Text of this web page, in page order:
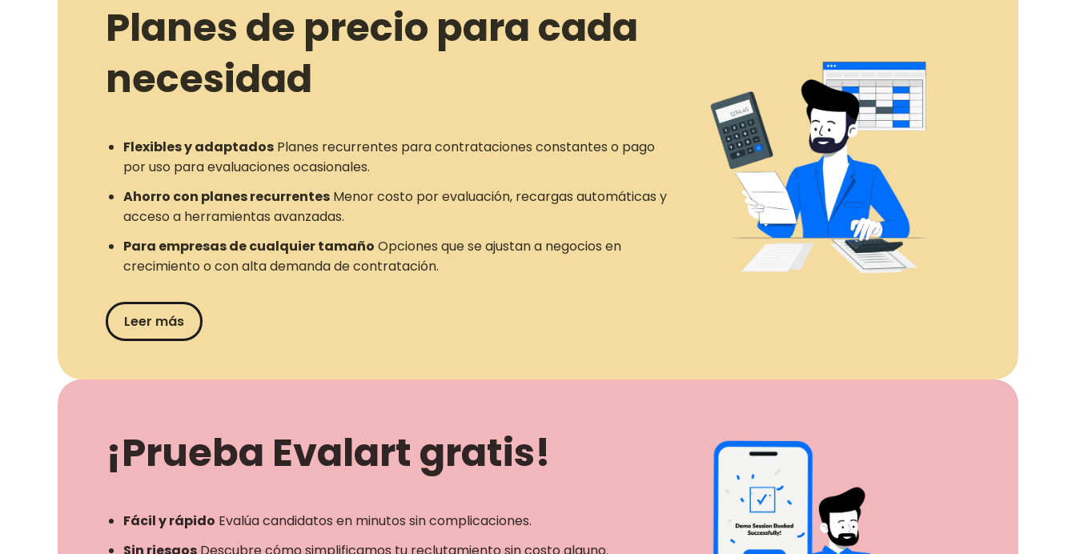
Planes de precio para cada
necesidad
Flexibles y adaptados Planes recurrentes para contrataciones constantes o pago
por uso para evaluaciones ocasionales.
Ahorro con planes recurrentes Menor costo por evaluación, recargas automáticas y
acceso a herramientas avanzadas.
Para empresas de cualquier tamaño Opciones que se ajustan a negocios en
crecimiento o con alta demanda de contratación.
Leer más
¡Prueba Evalart gratis!
Fácil y rápido Evalúa candidatos en minutos sin complicaciones.